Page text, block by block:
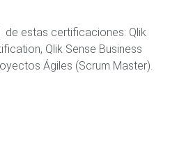
de estas certificaciones: Qlik
Qlik Sense Business
Ágiles (Scrum Master).